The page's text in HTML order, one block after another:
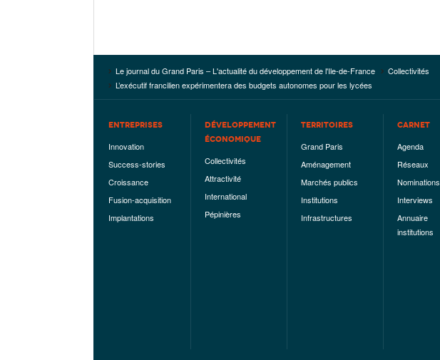
Le journal du Grand Paris – L'actualité du développement de l'Ile-de-France
Collectivités
L’exécutif francilien expérimentera des budgets autonomes pour les lycées
ENTREPRISES
Innovation
Success-stories
Croissance
Fusion-acquisition
Implantations
DÉVELOPPEMENT
ÉCONOMIQUE
Collectivités
Attractivité
International
Pépinières
TERRITOIRES
Grand Paris
Aménagement
Marchés publics
Institutions
Infrastructures
CARNET
Agenda
Réseaux
Nominations
Interviews
Annuaire
institutions